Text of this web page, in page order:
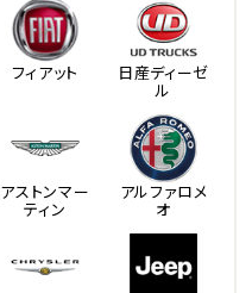
フィアット 日産ディーゼ
ル
アストンマー
ティン
アルファロメ
オ